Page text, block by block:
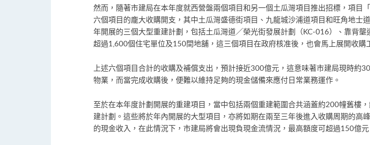
然而，隨著市建局在本年度就西營盤兩個項目和另一個土瓜灣項目推出招標，項目
六個項目的龐大收購開支，其中土瓜灣盛德街項目、九龍城沙浦道項目和旺角地士
年開展的三個大型重建計劃，包括土瓜灣道／榮光街發展計劃（KC-016）、靠背
超過1,600個住宅單位及150間地舖，這三個項目在政府核准後，也會馬上展開收購
上述六個項目合計的收購及補償支出，預計接近300億元，這意味著市建局現時約
物業，而當完成收購後，便難以維持足夠的現金儲備來應付日常業務運作。
至於在本年度計劃開展的重建項目，當中包括兩個重建範圍合共涵蓋約200幢舊樓
建計劃。這些將於年內開展的大型項目，亦將如期在兩至三年後進入收購周期的高
的現金收入，在此情況下，市建局將會出現負現金流情況，最高額度可超過150億元